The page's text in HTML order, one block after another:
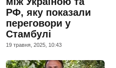
РФ, яку показали
переговори у
Стамбулі
19 травня, 2025, 10:43